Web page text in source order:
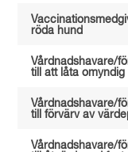
röda hund
Vårdnadshavare/
till att låta
Vårdnadshavare/
till förvärv av
Vårdnadshavare/